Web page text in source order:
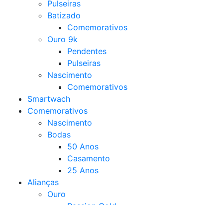
Pulseiras
Batizado
Comemorativos
Ouro 9k
Pendentes
Pulseiras
Nascimento
Comemorativos
Smartwach
Comemorativos
Nascimento
Bodas
50 Anos
Casamento
25 Anos
Alianças
Ouro